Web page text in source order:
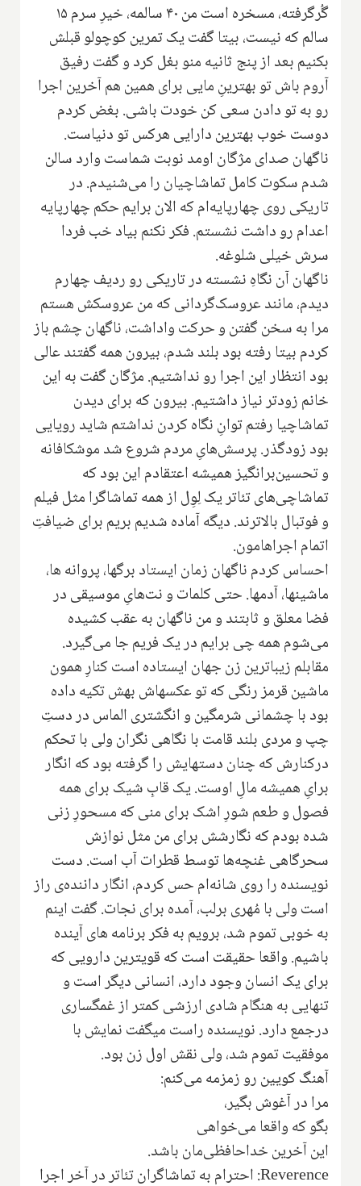
گُرگرفته، مسخره است من ۴۰ سالمه، خیرِ سرم ۱۵
سالم که نیست، بیتا گفت یک تمرین کوچولو قبلش
بکنیم بعد از پنج ثانیه منو بغل کرد و گفت رفیق
آروم باش تو بهترینِ مایی برای همین هم آخرین اجرا
رو به تو دادن سعی کن خودت باشی. بغض کردم
دوست خوب بهترین دارایی هرکس تو دنیاست.
ناگهان صدای مژگان اومد نوبت شماست وارد سالن
شدم سکوت کامل تماشاچیان را می‌شنیدم. در
تاریکی روی چهارپایه‌ام که الان برایم حکم چهارپایه
اعدام رو داشت نشستم‌. فکر نکنم بیاد خب فردا
سرش خیلی شلوغه.
ناگهان آن نگاهِ نشسته در تاریکی رو ردیف چهارم
دیدم، مانند عروسک‌گردانی که من عروسکش هستم
مرا به سخن گفتن و حرکت واداشت‌، ناگهان چشم باز
کردم بیتا رفته بود بلند شدم، بیرون همه گفتند عالی
بود انتظار این اجرا رو نداشتیم. مژگان گفت به این
خانم زودتر نیاز داشتیم. بیرون که برای دیدن
تماشاچیا رفتم توانِ نگاه کردن نداشتم شاید رویایی
بود زودگذر. پرسش‌هایِ مردم شروع شد موشکافانه
و تحسین‌برانگیز همیشه اعتقادم این بود که
تماشاچی‌های تئاتر یک لِوِل از همه تماشاگرا مثل فیلم
و فوتبال بالاترند. دیگه آماده شدیم بریم برای ضیافتِ
اتمام اجراهامون.
احساس کردم ناگهان زمان ایستاد برگها، پروانه ها،
ماشینها، آدمها. حتی کلمات و نت‌هایِ موسیقی در
فضا معلق و ثابتند و من ناگهان به عقب کشیده
می‌شوم همه چی برایم در یک فریم جا می‌گیرد.
مقابلم زیباترین زن جهان ایستاده است کنارِ همون
ماشین قرمز رنگی که تو عکسهاش بهش تکیه داده
بود با چشمانی شرمگین و انگشتری الماس در دستِ
چپ و مردی بلند قامت با نگاهی نگران ولی با تحکم
درکنارش که چنان دستهایش را گرفته بود که انگار
برایِ همیشه مالِ اوست. یک قابِ شیک برای همه
فصول و طعم شورِ اشک برای منی که مسحورِ زنی
شده بودم که نگارشش برای من مثل نوازش
سحرگاهی غنچه‌ها توسط قطرات آب است. دست
نویسنده را روی شانه‌ام حس کردم، انگار داننده‌ی راز
است ولی با مُهری برلب، آمده برای نجات. گفت اینم
به خوبی تموم شد، برویم به فکر برنامه های آینده
باشیم. واقعا حقیقت است که قویترین دارویی که
برای یک انسان وجود دارد‌، انسانی دیگر است و
تنهایی به هنگام شادی ارزشی کمتر از غمگساری
درجمع دارد. نویسنده راست میگفت نمایش با
موفقیت تموم شد، ولی نقش اول زن بود‌.
آهنگ کویین رو زمزمه می‌کنم:
مرا در آغوش بگیر‌،
بگو که واقعا می‌خواهی
این آخرین خداحافظی‌مان باشد.
Reverence: احترام به تماشاگران تئاتر در آخر اجرا